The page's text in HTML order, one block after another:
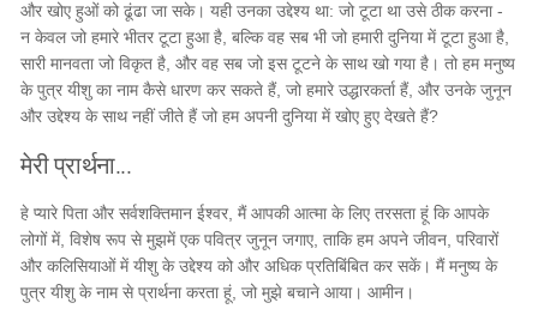
और खोए हुओं को ढूंढा जा सके। यही उनका उद्देश्य था: जो टूटा था उसे ठीक करना -
न केवल जो हमारे भीतर टूटा हुआ है, बल्कि वह सब भी जो हमारी दुनिया में टूटा हुआ है,
सारी मानवता जो विकृत है, और वह सब जो इस टूटने के साथ खो गया है। तो हम मनुष्य
के पुत्र यीशु का नाम कैसे धारण कर सकते हैं, जो हमारे उद्धारकर्ता हैं, और उनके जुनून
और उद्देश्य के साथ नहीं जीते हैं जो हम अपनी दुनिया में खोए हुए देखते हैं?
मेरी प्रार्थना...
हे प्यारे पिता और सर्वशक्तिमान ईश्वर, मैं आपकी आत्मा के लिए तरसता हूं कि आपके
लोगों में, विशेष रूप से मुझमें एक पवित्र जुनून जगाए, ताकि हम अपने जीवन, परिवारों
और कलिसियाओं में यीशु के उद्देश्य को और अधिक प्रतिबिंबित कर सकें। मैं मनुष्य के
पुत्र यीशु के नाम से प्रार्थना करता हूं, जो मुझे बचाने आया। आमीन।